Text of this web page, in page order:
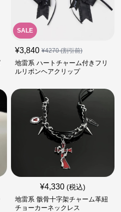
SALE
¥3,840 ¥4270(割引前)
地雷系 ハートチャーム付きフリ
ルリボンヘアクリップ
¥4,330 (税込)
地雷系 骸骨十字架チャーム革紐
チョーカーネックレス